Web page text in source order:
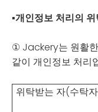
▪개인정보 처리의
① Jackery는 원활
같이 개인정보 처리
위탁받는 자(수탁